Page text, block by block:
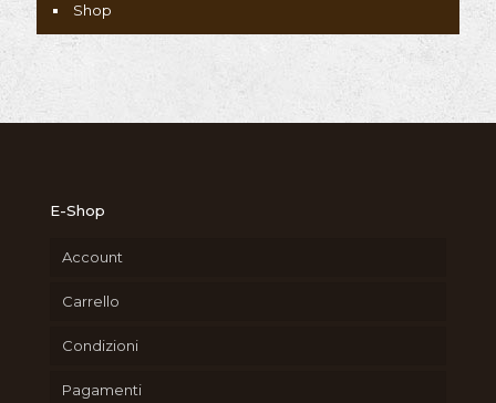
Shop
E-Shop
Account
Carrello
Condizioni
Pagamenti